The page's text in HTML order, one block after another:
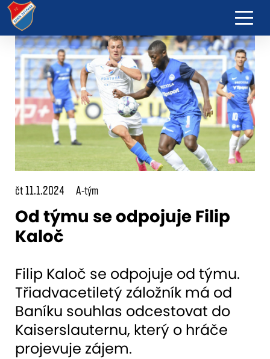
čt 11.1.2024 A-tým
Od týmu se odpojuje Filip
Kaloč
Filip Kaloč se odpojuje od týmu.
Třiadvacetiletý záložník má od
Baníku souhlas odcestovat do
Kaiserslauternu, který o hráče
projevuje zájem.